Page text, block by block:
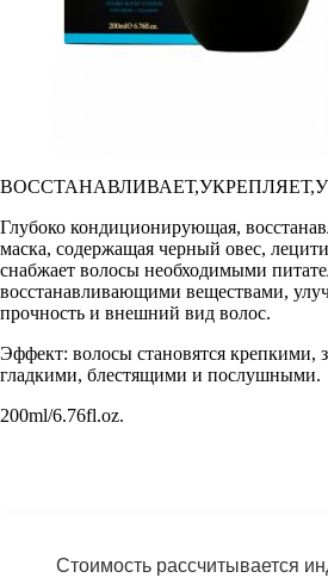
Глубоко кондиционирующая,
маска, содержащая черный овес,
снабжает волосы необходимыми
восстанавливающими веществами,
прочность и внешний вид волос.
Эффект: волосы становятся крепкими,
гладкими, блестящими и послушными.
200ml/6.76fl.oz.
Стоимость рассчитывается